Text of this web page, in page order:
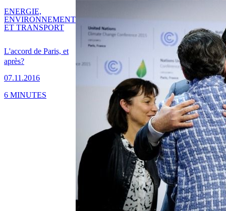
L'accord de Paris, et
après?
07.11.2016
ENERGIE,
ENVIRONNEMENT
ET TRANSPORT
6 MINUTES